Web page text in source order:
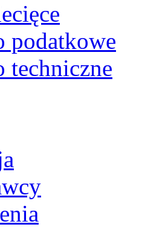
podatkowe
techniczne